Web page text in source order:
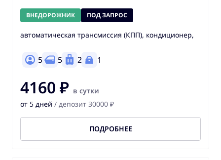
ВНЕДОРОЖНИК ПОД ЗАПРОС
автоматическая трансмиссия (КПП), кондиционер,
5 5 2 1
4160 ₽ в сутки
от 5 дней / депозит 30000 ₽
ПОДРОБНЕЕ